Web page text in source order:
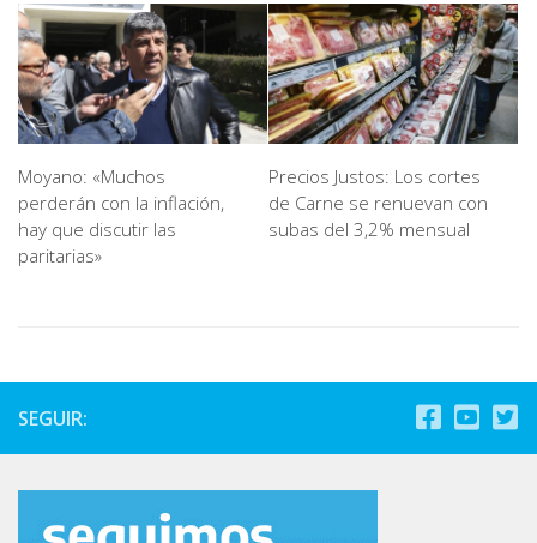
Moyano: «Muchos
perderán con la inflación,
hay que discutir las
paritarias»
Precios Justos: Los cortes
de Carne se renuevan con
subas del 3,2% mensual
SEGUIR: